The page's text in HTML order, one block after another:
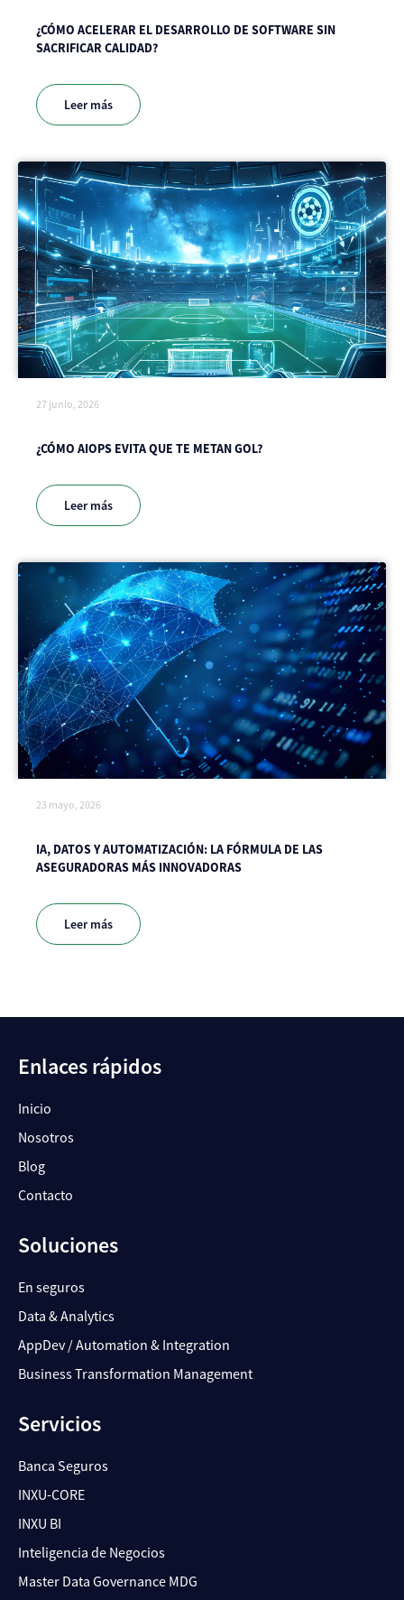
¿CÓMO ACELERAR EL DESARROLLO DE SOFTWARE SIN
SACRIFICAR CALIDAD?
Leer más
27 junio, 2026
¿CÓMO AIOPS EVITA QUE TE METAN GOL?
Leer más
23 mayo, 2026
IA, DATOS Y AUTOMATIZACIÓN: LA FÓRMULA DE LAS
ASEGURADORAS MÁS INNOVADORAS
Leer más
Enlaces rápidos
Inicio
Nosotros
Blog
Contacto
Soluciones
En seguros
Data & Analytics
AppDev / Automation & Integration
Business Transformation Management
Servicios
Banca Seguros
INXU-CORE
INXU BI
Inteligencia de Negocios
Master Data Governance MDG